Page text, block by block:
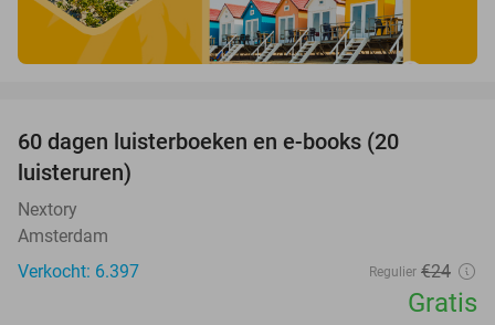
60 dagen luisterboeken en e-books (20
luisteruren)
Nextory
Amsterdam
Verkocht: 6.397
Regulier €24
Gratis